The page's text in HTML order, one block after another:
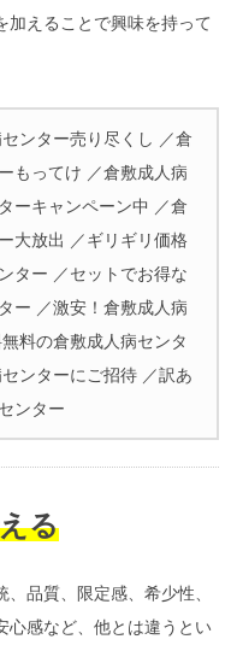
加えることで興味を持って
ンター売り尽くし ／倉
もってけ ／倉敷成人病
ーキャンペーン中 ／倉
大放出 ／ギリギリ価格
ター ／セットでお得な
ー ／激安！倉敷成人病
料の倉敷成人病センタ
ンターにご招待 ／訳あ
ンター
る
品質、限定感、希少性、
心感など、他とは違うとい